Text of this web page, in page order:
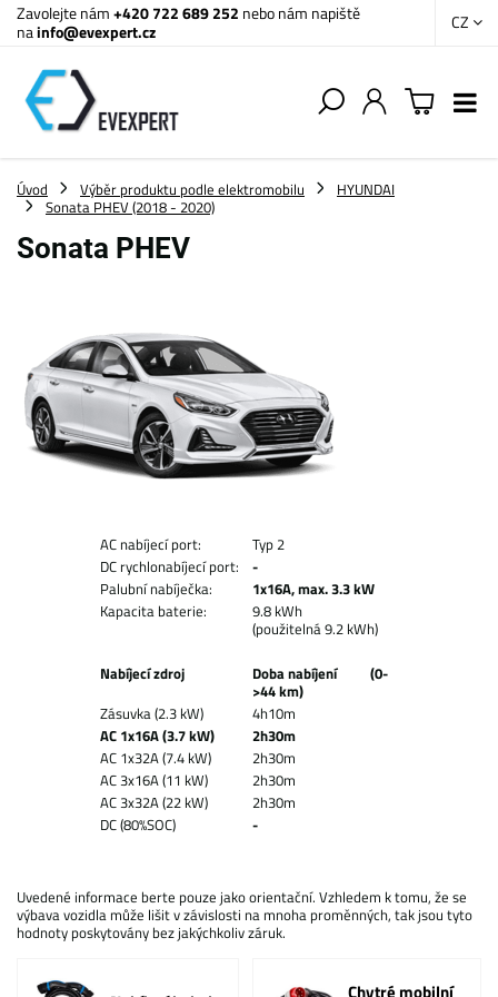
Zavolejte nám+420 722 689 252 nebo nám napiště
nainfo@evexpert.cz CZ
Úvod Výběr produktu podle elektromobilu
HYUNDAI
Sonata PHEV (2018 - 2020)
Sonata PHEV
AC nabíjecí port:
Typ 2
DC rychlonabíjecí port:
-
Palubní nabíječka:
1x16A, max. 3.3 kW
Kapacita baterie:
9.8 kWh
(použitelná 9.2 kWh)
Nabíjecí zdroj
Doba nabíjení (0-
>44 km)
Zásuvka (2.3 kW)
4h10m
AC 1x16A (3.7 kW)
2h30m
AC 1x32A (7.4 kW)
2h30m
AC 3x16A (11 kW)
2h30m
AC 3x32A (22 kW)
2h30m
DC (80%SOC)
-
Uvedené informace berte pouze jako orientační. Vzhledem k tomu, že se
výbava vozidla může lišit v závislosti na mnoha proměnných, tak jsou tyto
hodnoty poskytovány bez jakýchkoliv záruk.
Chytré mobilní